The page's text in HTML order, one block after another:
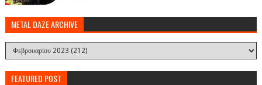
METAL DAZE ARCHIVE
FEATURED POST